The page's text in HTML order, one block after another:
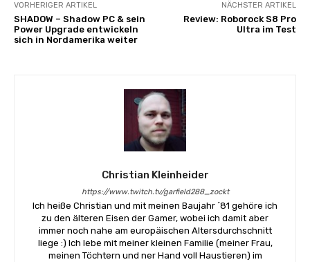
VORHERIGER ARTIKEL
SHADOW – Shadow PC & sein
Power Upgrade entwickeln
sich in Nordamerika weiter
NÄCHSTER ARTIKEL
Review: Roborock S8 Pro
Ultra im Test
Christian Kleinheider
https://www.twitch.tv/garfield288_zockt
Ich heiße Christian und mit meinen Baujahr ´81 gehöre ich
zu den älteren Eisen der Gamer, wobei ich damit aber
immer noch nahe am europäischen Altersdurchschnitt
liege :) Ich lebe mit meiner kleinen Familie (meiner Frau,
meinen Töchtern und ner Hand voll Haustieren) im